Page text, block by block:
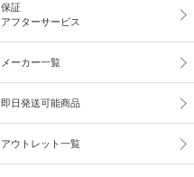
保証
アフターサービス
メーカー一覧
即日発送可能商品
アウトレット一覧